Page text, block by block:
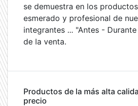
se demuestra en los
esmerado y profesional de
integrantes ... "Antes -
de la venta.
Productos de la más alta
precio